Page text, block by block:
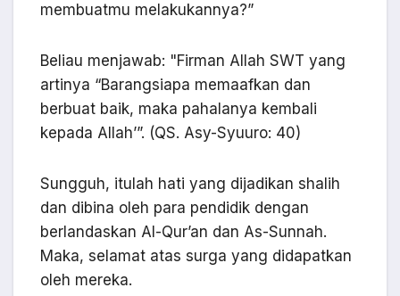
membuatmu melakukannya?”
Beliau menjawab: "Firman Allah SWT yang
artinya “Barangsiapa memaafkan dan
berbuat baik, maka pahalanya kembali
kepada Allah’”. (QS. Asy-Syuuro: 40)
Sungguh, itulah hati yang dijadikan shalih
dan dibina oleh para pendidik dengan
berlandaskan Al-Qur’an dan As-Sunnah.
Maka, selamat atas surga yang didapatkan
oleh mereka.